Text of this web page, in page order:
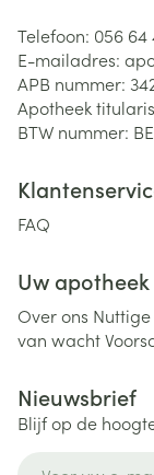
Telefoon: 056 64
E-mailadres:
APB nummer:
Apotheek
BTW nummer:
FAQ
Uw apotheek
Over ons Nuttige
van wacht
Nieuwsbrief
Blijf op de